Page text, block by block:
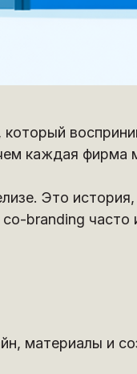
каждая фирма
Это история,
branding часто
материалы и